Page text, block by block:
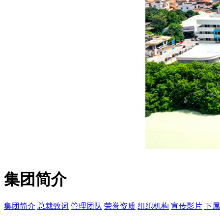
集团简介
集团简介 总裁致词 管理团队 荣誉资质 组织机构 宣传影片 下